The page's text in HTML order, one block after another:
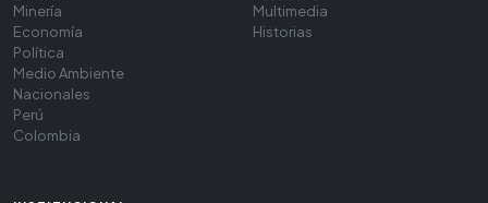
Minería
Economía
Política
Medio Ambiente
Nacionales
Perú
Colombia
Multimedia
Historias